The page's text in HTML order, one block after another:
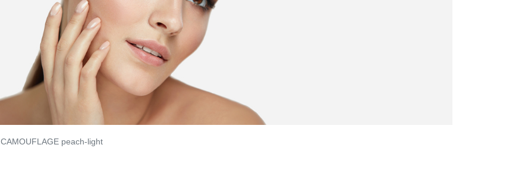
CAMOUFLAGE peach-light